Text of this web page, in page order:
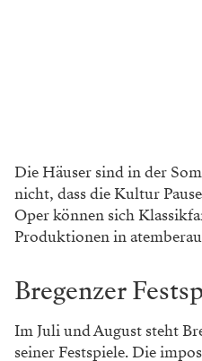
Die Häuser sind in der
nicht, dass die Kultur
Oper können sich
Produktionen in
Bregenzer
Im Juli und August steht
seiner Festspiele. Die